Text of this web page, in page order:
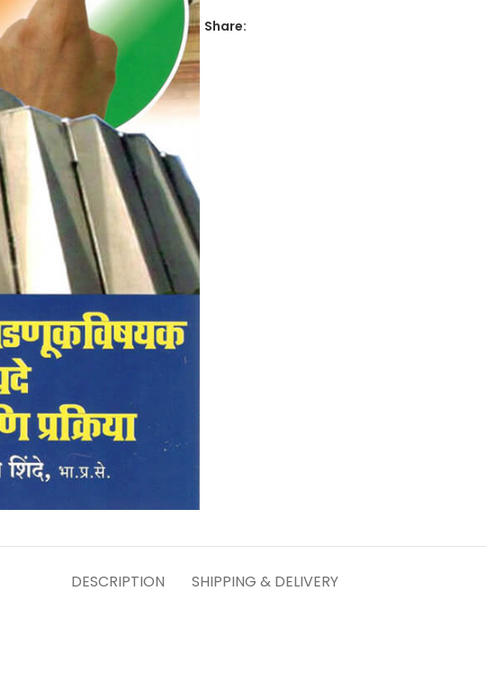
Share:
DESCRIPTION SHIPPING & DELIVERY